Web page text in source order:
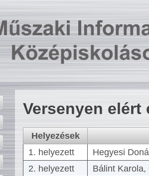
Versenyen elért
Helyezések
1. helyezett
Hegyesi
2. helyezett
Bálint